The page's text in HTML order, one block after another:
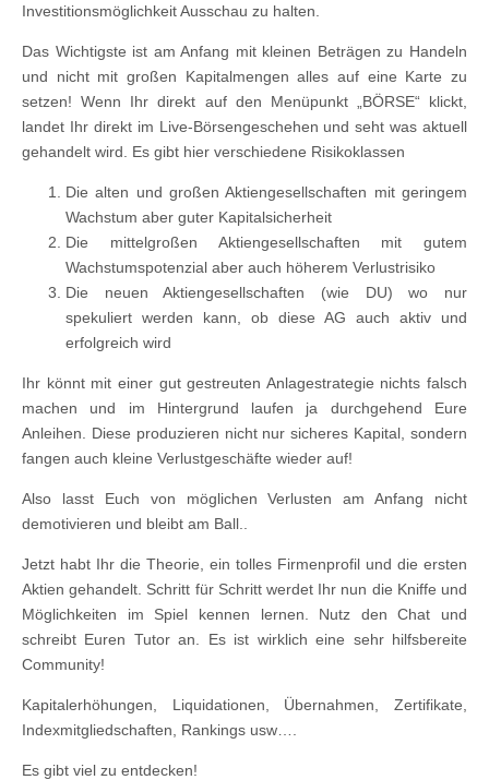
Investitionsmöglichkeit Ausschau zu halten.
Das Wichtigste ist am Anfang mit kleinen Beträgen zu Handeln
und nicht mit großen Kapitalmengen alles auf eine Karte zu
setzen! Wenn Ihr direkt auf den Menüpunkt „BÖRSE“ klickt,
landet Ihr direkt im Live-Börsengeschehen und seht was aktuell
gehandelt wird. Es gibt hier verschiedene Risikoklassen
Die alten und großen Aktiengesellschaften mit geringem
Wachstum aber guter Kapitalsicherheit
Die mittelgroßen Aktiengesellschaften mit gutem
Wachstumspotenzial aber auch höherem Verlustrisiko
Die neuen Aktiengesellschaften (wie DU) wo nur
spekuliert werden kann, ob diese AG auch aktiv und
erfolgreich wird
Ihr könnt mit einer gut gestreuten Anlagestrategie nichts falsch
machen und im Hintergrund laufen ja durchgehend Eure
Anleihen. Diese produzieren nicht nur sicheres Kapital, sondern
fangen auch kleine Verlustgeschäfte wieder auf!
Also lasst Euch von möglichen Verlusten am Anfang nicht
demotivieren und bleibt am Ball..
Jetzt habt Ihr die Theorie, ein tolles Firmenprofil und die ersten
Aktien gehandelt. Schritt für Schritt werdet Ihr nun die Kniffe und
Möglichkeiten im Spiel kennen lernen. Nutz den Chat und
schreibt Euren Tutor an. Es ist wirklich eine sehr hilfsbereite
Community!
Kapitalerhöhungen, Liquidationen, Übernahmen, Zertifikate,
Indexmitgliedschaften, Rankings usw….
Es gibt viel zu entdecken!